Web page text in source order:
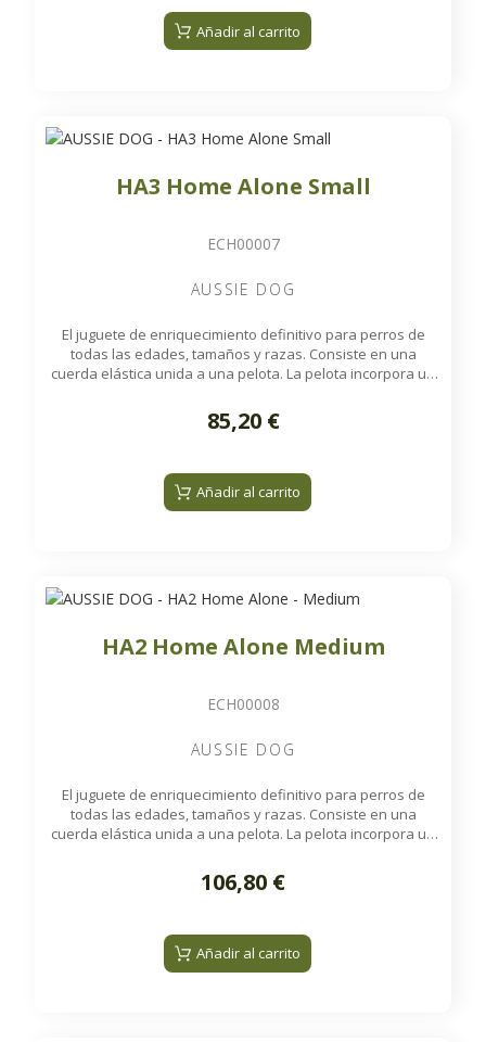
entretenido incluso después de que se hayan acabado las
recompensas.
Añadir al carrito
HA3 Home Alone Small
ECH00007
AUSSIE DOG
El juguete de enriquecimiento definitivo para perros de
todas las edades, tamaños y razas. Consiste en una
cuerda elástica unida a una pelota. La pelota incorpora un
rellenarse con premios que se liberan de forma aleatoria
durante el juego. Es ideal para mantener a su perro
85,20 €
Añadir al carrito
HA2 Home Alone Medium
ECH00008
AUSSIE DOG
El juguete de enriquecimiento definitivo para perros de
todas las edades, tamaños y razas. Consiste en una
cuerda elástica unida a una pelota. La pelota incorpora un
rellenarse con premios secos o croquetas, que se liberan
de forma aleatoria durante el juego. Es ideal para
casa.
106,80 €
Añadir al carrito